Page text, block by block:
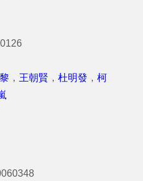
， 王朝賢 ， 杜明發 ， 柯